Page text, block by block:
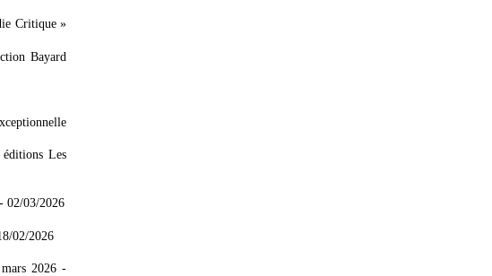
Critique »
Bayard
Les
- 02/03/2026
02/2026
2026 -